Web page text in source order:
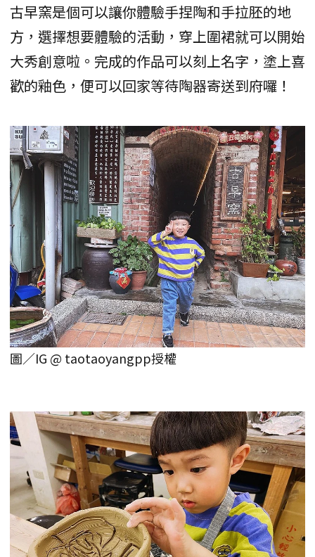
古早窯是個可以讓你體驗手捏陶和手拉胚的地
方，選擇想要體驗的活動，穿上圍裙就可以開始
大秀創意啦。完成的作品可以刻上名字，塗上喜
歡的釉色，便可以回家等待陶器寄送到府囉！
圖／IG @ taotaoyangpp授權